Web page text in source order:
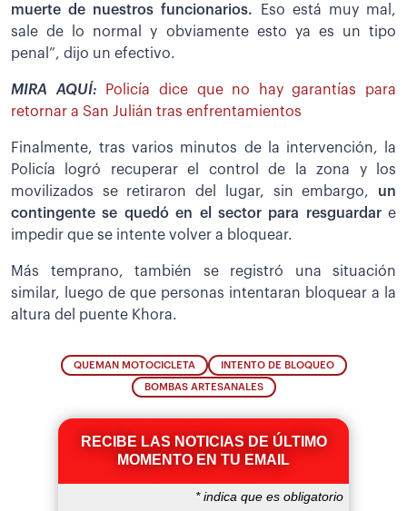
muerte de nuestros funcionarios.
Eso está muy mal,
sale de lo normal y obviamente esto ya es un tipo
penal”, dijo un efectivo.
MIRA AQUÍ:
Policía dice que no hay garantías para
retornar a San Julián tras enfrentamientos
Finalmente, tras varios minutos de la intervención, la
Policía logró recuperar el control de la zona y los
movilizados se retiraron del lugar, sin embargo, un
contingente se quedó en el sector para resguardare
impedir que se intente volver a bloquear.
Más temprano, también se registró una situación
similar, luego de que personas intentaran bloquear a la
altura del puente Khora.
QUEMAN MOTOCICLETA INTENTO DE BLOQUEO
BOMBAS ARTESANALES
RECIBE LAS NOTICIAS DE ÚLTIMO
MOMENTO EN TU EMAIL
*indica que es obligatorio